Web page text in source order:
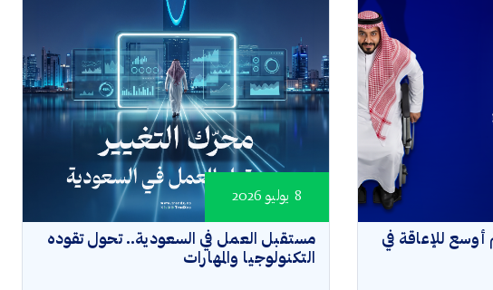
أوسع للإعاقة في
مستقبل العمل في السعودية.. تحول تقوده
التكنولوجيا والمهارات
8 يوليو 2026